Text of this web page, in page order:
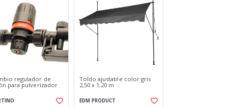
barrendero sin
fibra proex, 55 x 9,5
Escoba mil-plast sin mango,
34 x 4 x 26 cm
UNIVERSAL